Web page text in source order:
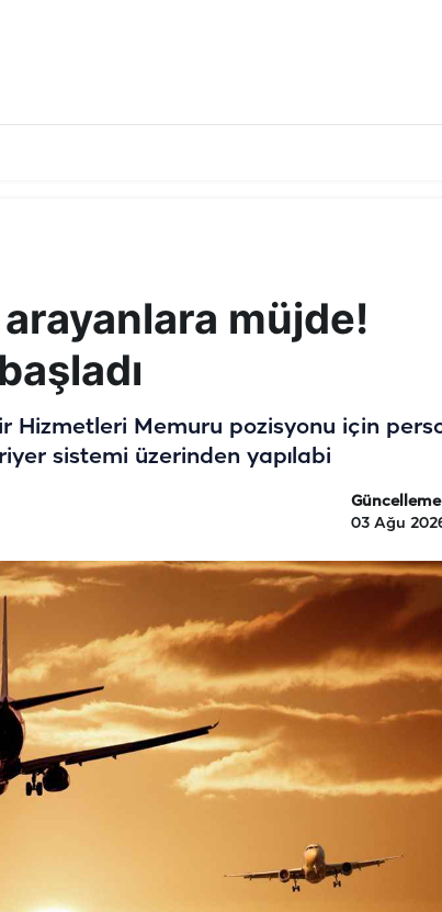
müjde!
Hizmetleri Memuru pozisyonu için
sistemi üzerinden yapılabi
Güncelleme
03 Ağu